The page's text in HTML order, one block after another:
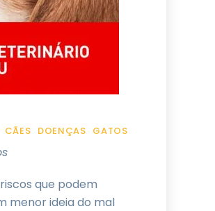
CÃES DOENÇAS GATOS
que podem
menor ideia do mal